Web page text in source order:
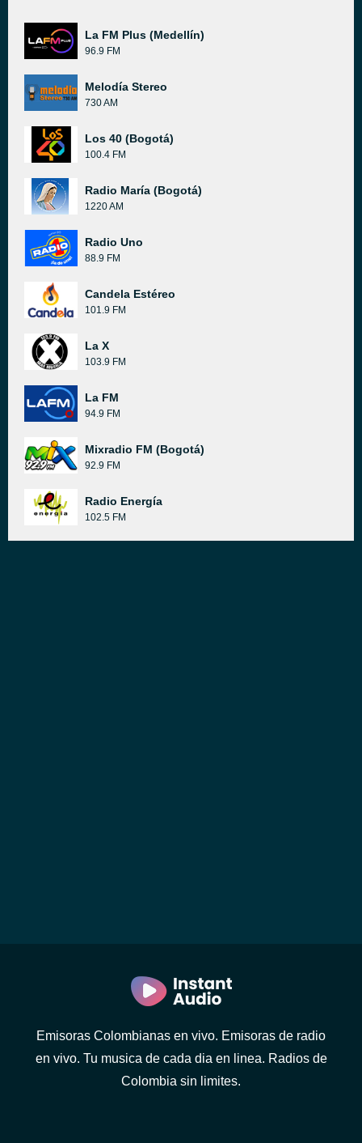
La FM Plus (Medellín)
96.9 FM
Melodía Stereo
730 AM
Los 40 (Bogotá)
100.4 FM
Radio María (Bogotá)
1220 AM
Radio Uno
88.9 FM
Candela Estéreo
101.9 FM
La X
103.9 FM
La FM
94.9 FM
Mixradio FM (Bogotá)
92.9 FM
Radio Energía
102.5 FM
Emisoras Colombianas en vivo. Emisoras de radio
en vivo. Tu musica de cada dia en linea. Radios de
Colombia sin limites.